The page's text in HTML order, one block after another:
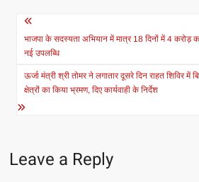
Post
navigation
भाजपा के सदस्यता अभियान में मात्र 18 दिनों में 4 करोड़
नई उपलब्धि
ऊर्जा मंत्री श्री तोमर ने लगातार दूसरे दिन राहत शिविर में
क्षेत्रों का किया भ्रमण, दिए कार्यवाही के निर्देश
Leave a Reply